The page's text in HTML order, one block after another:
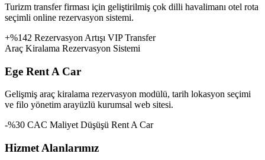
Turizm transfer firması için geliştirilmiş çok dilli havalimanı otel rota
seçimli online rezervasyon sistemi.
+%142 Rezervasyon Artışı VIP Transfer
Araç Kiralama Rezervasyon Sistemi
Ege Rent A Car
Gelişmiş araç kiralama rezervasyon modülü, tarih lokasyon seçimi
ve filo yönetim arayüzlü kurumsal web sitesi.
-%30 CAC Maliyet Düşüşü Rent A Car
Hizmet Alanlarımız